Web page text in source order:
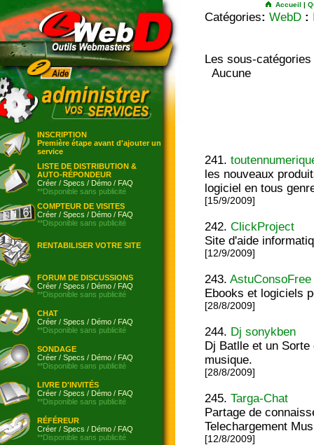
INSCRIPTION
Première étape avant d'ajouter un
service
LISTE DE DISTRIBUTION &
AUTO-RÉPONDEUR
Créer / Specs / Démo / FAQ
**Disponible sans publicité
COMPTEUR DE VISITES
Créer / Specs / Démo / FAQ
**Disponible sans publicité
RENTABILISER VOTRE SITE
FORUM DE DISCUSSIONS
Créer / Specs / Démo / FAQ
**Disponible sans publicité
CHAT
Créer / Specs / Démo / FAQ
**Disponible sans publicité
SONDAGE
Créer / Specs / Démo / FAQ
**Disponible sans publicité
LIVRE D'INVITÉS
Créer / Specs / Démo / FAQ
**Disponible sans publicité
RÉFÉREUR
Créer / Specs / Démo / FAQ
**Disponible sans publicité
Accueil |
Catégories: WebD :
Les sous-catégories
Aucune
241.
les nouveaux
logiciel en tous
[15/9/2009]
242.ClickProject
Site d'aide
[12/9/2009]
243.AstuConsoFree
Ebooks et logiciels
[28/8/2009]
244. Dj sonykben
Dj Batlle et un
musique.
[28/8/2009]
245.Targa-Chat
Partage de
Telechargement
[12/8/2009]